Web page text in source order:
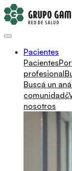
Pacientes
Pacientes
profesional
Buscá un
comunidad
nosotros